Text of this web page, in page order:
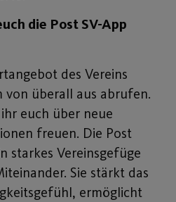
die Post SV-App
des Vereins
von überall aus abrufen.
euch über neue
freuen. Die Post
starkes Vereinsgefüge
Sie stärkt das
ermöglicht